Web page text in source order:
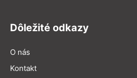
Dôležité odkazy
O nás
Kontakt